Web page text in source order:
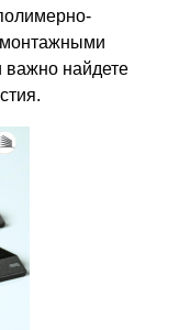
важно найдете